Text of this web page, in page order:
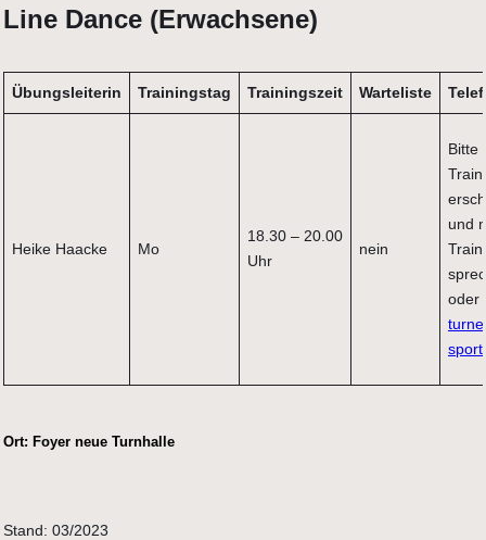
Line Dance (Erwachsene)
Übungsleiterin Trainingstag Trainingszeit Warteliste
Heike Haacke Mo
18.30 – 20.00
Uhr
nein
Bitte
und
oder
Ort: Foyer neue Turnhalle
Stand: 03/2023